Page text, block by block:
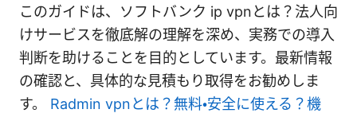
このガイドは、ソフトバンク ip vpnとは？法人向
けサービスを徹底解の理解を深め、実務での導入
判断を助けることを目的としています。最新情報
の確認と、具体的な見積もり取得をお勧めしま
す。 Radmin vpnとは？無料・安全に使える？機